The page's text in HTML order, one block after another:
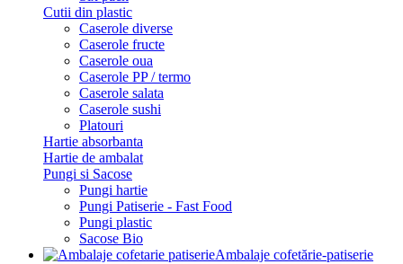
Cutii din plastic
Caserole diverse
Caserole fructe
Caserole oua
Caserole PP / termo
Caserole salata
Caserole sushi
Platouri
Hartie absorbanta
Hartie de ambalat
Pungi si Sacose
Pungi hartie
Pungi Patiserie - Fast Food
Pungi plastic
Sacose Bio
Ambalaje cofetărie-patiserie